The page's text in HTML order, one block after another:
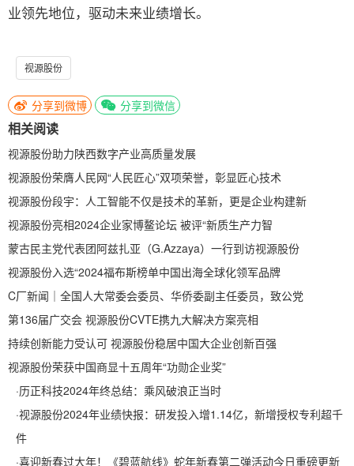
业领先地位，驱动未来业绩增长。
视源股份
分享到微博 分享到微信
相关阅读
视源股份助力陕西数字产业高质量发展
视源股份荣膺人民网“人民匠心”双项荣誉，彰显匠心技术
视源股份段宇：人工智能不仅是技术的革新，更是企业构建新
视源股份亮相2024企业家博鳌论坛 被评“新质生产力智
蒙古民主党代表团阿兹扎亚（G.Azzaya）一行到访视源股份
视源股份入选“2024福布斯榜单中国出海全球化领军品牌
C厂新闻｜全国人大常委会委员、华侨委副主任委员，致公党
第136届广交会 视源股份CVTE携九大解决方案亮相
持续创新能力受认可 视源股份稳居中国大企业创新百强
视源股份荣获中国商显十五周年“功勋企业奖”
·历正科技2024年终总结：乘风破浪正当时
·视源股份2024年业绩快报：研发投入增1.14亿，新增授权专利超千
件
·喜迎新春过大年！《碧蓝航线》蛇年新春第二弹活动今日重磅更新